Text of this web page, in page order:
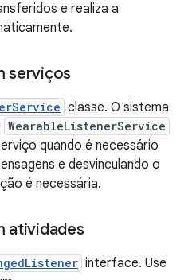
e realiza a
serviços
classe. O sistema
WearableListenerService
quando é necessário
e desvinculando o
é necessária.
atividades
interface. Use